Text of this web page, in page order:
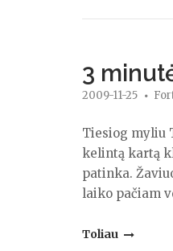
3
2009-11-25
Tiesiog myliu
kelintą kartą
patinka.
laiko pačiam
"3
Toliau